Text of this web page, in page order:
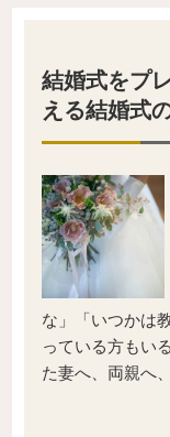
結婚式をプ
える結婚式
な」「いつかは
っている方もい
た妻へ、両親へ